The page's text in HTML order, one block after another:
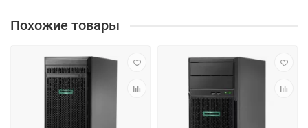
Похожие товары